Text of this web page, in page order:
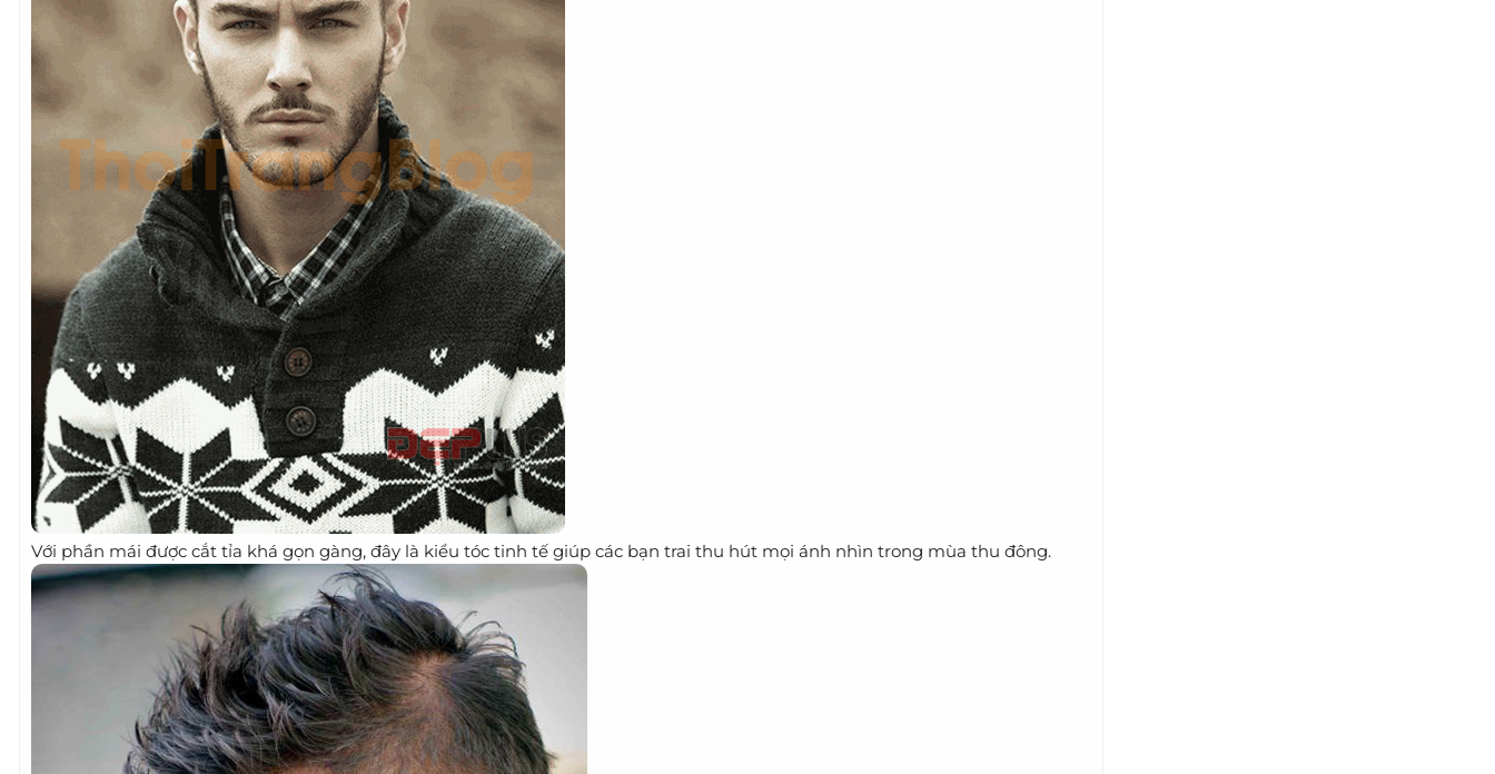
Với phần mái được cắt tỉa khá gọn gàng, đây là kiểu tóc tinh tế giúp các bạn trai thu hút mọi ánh nhìn trong mùa thu đông.